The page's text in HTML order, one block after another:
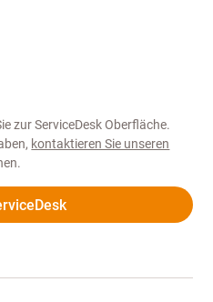
zur ServiceDesk Oberfläche.
kontaktieren Sie unseren